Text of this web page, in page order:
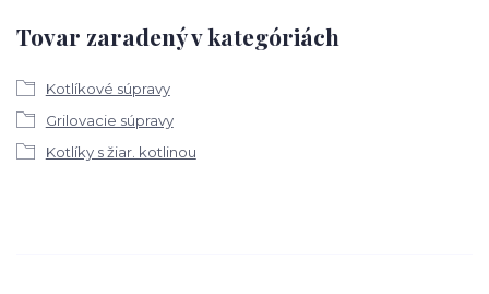
Tovar zaradený v kategóriách
Kotlíkové súpravy
Grilovacie súpravy
Kotlíky s žiar. kotlinou